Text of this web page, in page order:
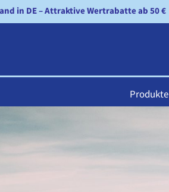
in DE – Attraktive Wertrabatte ab 50 €
Produkte